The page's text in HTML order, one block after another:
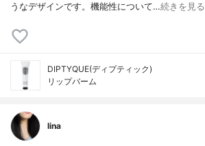
うなデザインです。機能性について…続きを見る
DIPTYQUE(ディプティック)
リップバーム
lina